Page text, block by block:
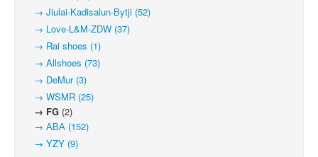
→ Jiulai-Kadisalun-Bytji (52)
→ Love-L&M-ZDW (37)
→ Rai shoes (1)
→ Allshoes (73)
→ DeMur (3)
→ WSMR (25)
→ FG (2)
→ АВА (152)
→ YZY (9)